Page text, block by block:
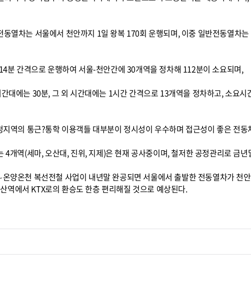
동열차는 서울에서 천안까지 1일 왕복 170회 운행되며, 이중 일반전동열차
분 간격으로 운행하여 서울-천안간에 30개역을 정차해 112분이 소요되며,
대에는 30분, 그 외 시간대에는 1시간 간격으로 13개역을 정차하고, 소요
역의 통근?통학 이용객들 대부분이 정시성이 우수하며 접근성이 좋은 전
4개역(세마, 오산대, 진위, 지제)은 현재 공사중이며, 철저한 공정관리로 금
양온천 복선전철 사업이 내년말 완공되면 서울에서 출발한 전동열차가 천
역에서 KTX로의 환승도 한층 편리해질 것으로 예상된다.